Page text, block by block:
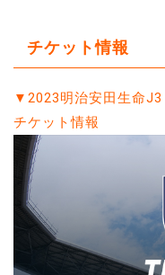
チケット情報
▼2023明治安田生命
チケット情報